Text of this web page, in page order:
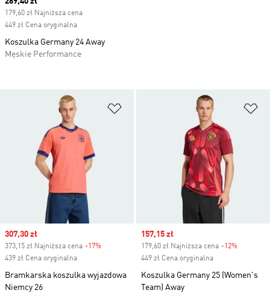
Dodaj do listy życzeń
Sale price
307,30 zł
373,15 zł Najniższa cena -17%
439 zł Cena oryginalna
Bramkarska koszulka wyjazdowa
Niemcy 26
Sale price
157,15 zł
179,60 zł Najniższa cena -12%
449 zł Cena oryginalna
Koszulka Germany 25 (Women's
Team) Away
179,60 zł Najniższa cena
449 zł Cena oryginalna
Koszulka Germany 24 Away
Męskie Performance